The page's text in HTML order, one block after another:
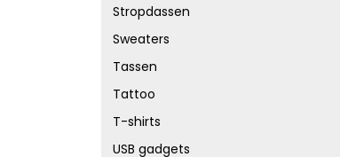
Stropdassen
Sweaters
Tassen
Tattoo
T-shirts
USB gadgets